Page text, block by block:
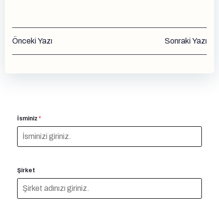
Yazı
gezinmesi
Önceki Yazı
gezinmesi
Sonraki Yazı
İsminiz *
Şirket